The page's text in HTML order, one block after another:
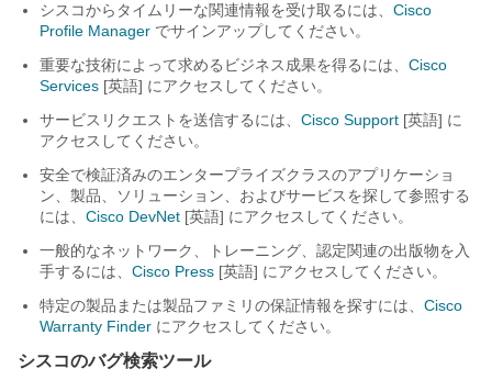
シスコからタイムリーな関連情報を受け取るには、 Cisco
Profile Manager でサインアップしてください。
重要な技術によって求めるビジネス成果を得るには、 Cisco
Services [英語] にアクセスしてください。
サービスリクエストを送信するには、 Cisco Support [英語] に
アクセスしてください。
安全で検証済みのエンタープライズクラスのアプリケーショ
ン、製品、ソリューション、およびサービスを探して参照する
には、 Cisco DevNet [英語] にアクセスしてください。
一般的なネットワーク、トレーニング、認定関連の出版物を入
手するには、 Cisco Press [英語] にアクセスしてください。
特定の製品または製品ファミリの保証情報を探すには、 Cisco
Warranty Finder にアクセスしてください。
シスコのバグ検索ツール